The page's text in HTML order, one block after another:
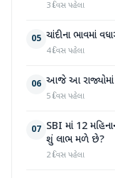
3 દિવસ પહેલા
05 ચાંદીના ભાવમાં
4 દિવસ પહેલા
06 આજે આ રાજ્યોમાં
5 દિવસ પહેલા
07 SBI માં 12
શું લાભ મળે છે?
2 દિવસ પહેલા